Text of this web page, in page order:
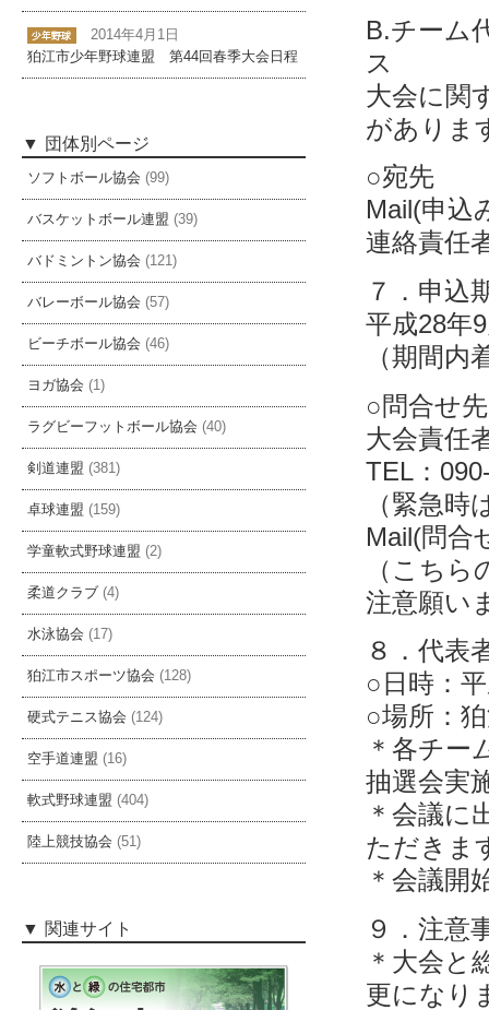
B.チーム
ス
大会に関
がありま
○宛先
Mail(申込
連絡責
７．申込
平成28年
（期間内
○問合せ先
大会責
TEL：
（緊急
Mail(問合
（こち
注意願い
８．代表
○日時：
○場所：
＊各チー
抽選会実
＊会議に
ただきま
＊会議開
９．注意
＊大会と
更になり
2014年4月1日
狛江市少年野球連盟 第44回春季大会日程
団体別ページ
ソフトボール協会 (99)
バスケットボール連盟 (39)
バドミントン協会 (121)
バレーボール協会 (57)
ビーチボール協会 (46)
ヨガ協会 (1)
ラグビーフットボール協会 (40)
剣道連盟 (381)
卓球連盟 (159)
学童軟式野球連盟 (2)
柔道クラブ (4)
水泳協会 (17)
狛江市スポーツ協会 (128)
硬式テニス協会 (124)
空手道連盟 (16)
軟式野球連盟 (404)
陸上競技協会 (51)
関連サイト